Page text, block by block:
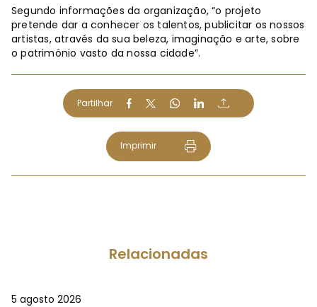
Segundo informações da organização, “o projeto
pretende dar a conhecer os talentos, publicitar os nossos
artistas, através da sua beleza, imaginação e arte, sobre
o património vasto da nossa cidade”.
Partilhar
Imprimir
Relacionadas
5 agosto 2026